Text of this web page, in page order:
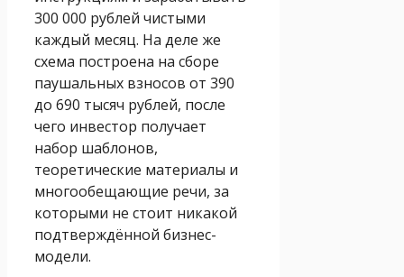
300 000 рублей чистыми
каждый месяц. На деле же
схема построена на сборе
паушальных взносов от 390
до 690 тысяч рублей, после
чего инвестор получает
набор шаблонов,
теоретические материалы и
многообещающие речи, за
которыми не стоит никакой
подтверждённой бизнес-
модели.